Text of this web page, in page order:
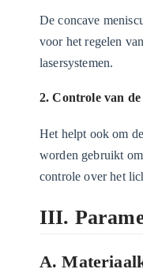
De concave
voor het regelen
lasersystemen.
2. Controle van
Het helpt ook om
worden gebruikt
controle over het
III.
A.